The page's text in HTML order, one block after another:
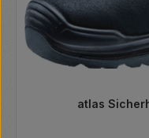
atlas